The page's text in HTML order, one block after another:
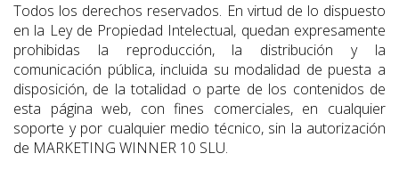
Todos los derechos reservados. En virtud de lo dispuesto
en la Ley de Propiedad Intelectual, quedan expresamente
prohibidas la reproducción, la distribución y la
comunicación pública, incluida su modalidad de puesta a
disposición, de la totalidad o parte de los contenidos de
esta página web, con fines comerciales, en cualquier
soporte y por cualquier medio técnico, sin la autorización
de MARKETING WINNER 10 SLU.